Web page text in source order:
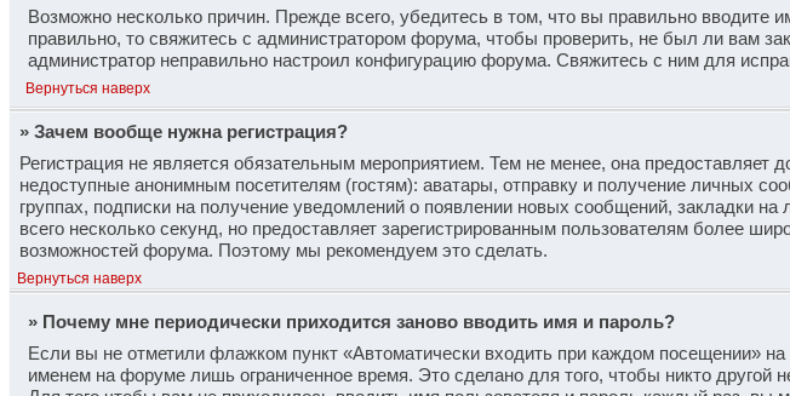
Возможно несколько причин. Прежде всего, убедитесь в том, что вы правильно вводите
правильно, то свяжитесь с администратором форума, чтобы проверить, не был ли вам
администратор неправильно настроил конфигурацию форума. Свяжитесь с ним для
Вернуться наверх
» Зачем вообще нужна регистрация?
Регистрация не является обязательным мероприятием. Тем не менее, она предоставляет
недоступные анонимным посетителям (гостям): аватары, отправку и получение личных
группах, подписки на получение уведомлений о появлении новых сообщений, закладки
всего несколько секунд, но предоставляет зарегистрированным пользователям более
возможностей форума. Поэтому мы рекомендуем это сделать.
Вернуться наверх
» Почему мне периодически приходится заново вводить имя и пароль?
Если вы не отметили флажком пункт «Автоматически входить при каждом посещении»
именем на форуме лишь ограниченное время. Это сделано для того, чтобы никто другой